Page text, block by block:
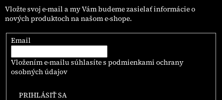
Vložte svoj e-mail a my Vám budeme zasielať informácie o
nových produktoch na našom e-shope.
Email
Vložením e-mailu súhlasíte s podmienkami ochrany
osobných údajov
PRIHLÁSIŤ SA